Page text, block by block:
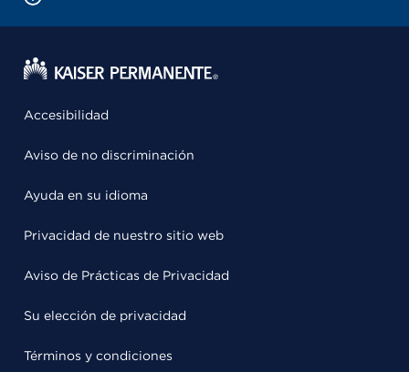
Accesibilidad
Aviso de no discriminación
Ayuda en su idioma
Privacidad de nuestro sitio web
Aviso de Prácticas de Privacidad
Su elección de privacidad
Términos y condiciones